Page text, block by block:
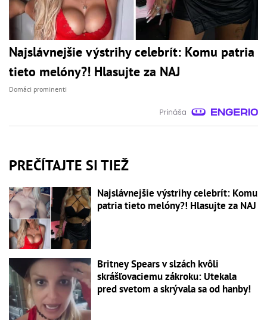
Najslávnejšie výstrihy celebrít: Komu patria
tieto melóny?! Hlasujte za NAJ
Domáci prominenti
PREČÍTAJTE SI TIEŽ
Najslávnejšie výstrihy celebrít: Komu
patria tieto melóny?! Hlasujte za NAJ
Britney Spears v slzách kvôli
skrášľovaciemu zákroku: Utekala
pred svetom a skrývala sa od hanby!